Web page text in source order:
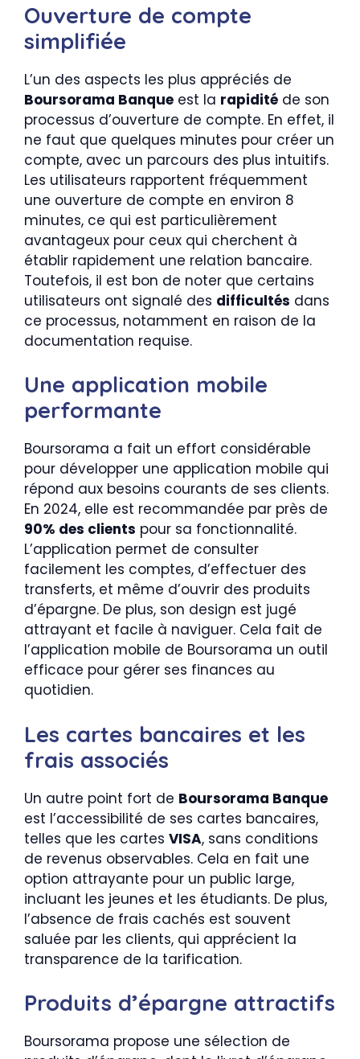
Ouverture de compte
simplifiée
L’un des aspects les plus appréciés de
Boursorama Banque est la rapidité de son
processus d’ouverture de compte. En effet, il
ne faut que quelques minutes pour créer un
compte, avec un parcours des plus intuitifs.
Les utilisateurs rapportent fréquemment
une ouverture de compte en environ 8
minutes, ce qui est particulièrement
avantageux pour ceux qui cherchent à
établir rapidement une relation bancaire.
Toutefois, il est bon de noter que certains
utilisateurs ont signalé des difficultés dans
ce processus, notamment en raison de la
documentation requise.
Une application mobile
performante
Boursorama a fait un effort considérable
pour développer une application mobile qui
répond aux besoins courants de ses clients.
En 2024, elle est recommandée par près de
90% des clients pour sa fonctionnalité.
L’application permet de consulter
facilement les comptes, d’effectuer des
transferts, et même d’ouvrir des produits
d’épargne. De plus, son design est jugé
attrayant et facile à naviguer. Cela fait de
l’application mobile de Boursorama un outil
efficace pour gérer ses finances au
quotidien.
Les cartes bancaires et les
frais associés
Un autre point fort de Boursorama Banque
est l’accessibilité de ses cartes bancaires,
telles que les cartes VISA, sans conditions
de revenus observables. Cela en fait une
option attrayante pour un public large,
incluant les jeunes et les étudiants. De plus,
l’absence de frais cachés est souvent
saluée par les clients, qui apprécient la
transparence de la tarification.
Produits d’épargne attractifs
Boursorama propose une sélection de